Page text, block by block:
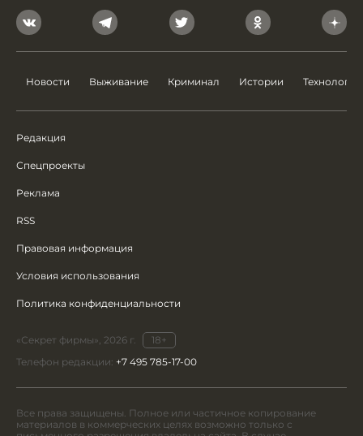
Новости Выживание Криминал Истории Технологии
Редакция
Спецпроекты
Реклама
RSS
Правовая информация
Условия использования
Политика конфиденциальности
«Секрет фирмы», 2026 г.
18+
Телефон редакции: +7 495 785-17-00
Все права защищены. Полное или частичное копирование
материалов в коммерческих целях возможно только с